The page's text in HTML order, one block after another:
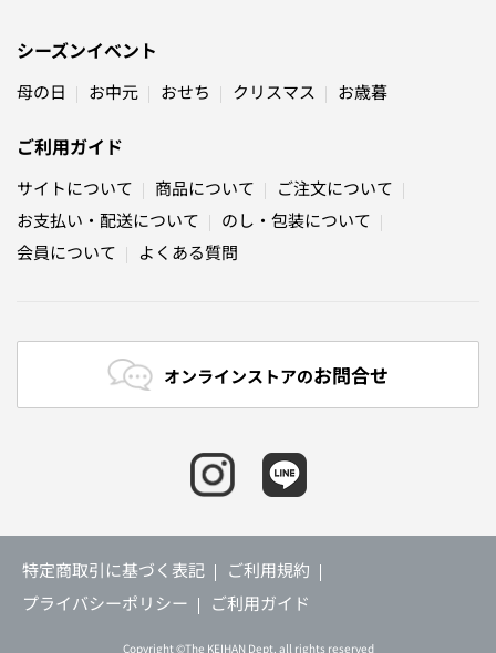
シーズンイベント
母の日 お中元 おせち クリスマス お歳暮
ご利用ガイド
サイトについて 商品について
ご注文について
お支払い・配送について
のし・包装について
会員について
よくある質問
オンラインストアのお問合せ
特定商取引に基づく表記
ご利用規約
プライバシーポリシー
ご利用ガイド
Copyright ©The KEIHAN Dept. all rights reserved